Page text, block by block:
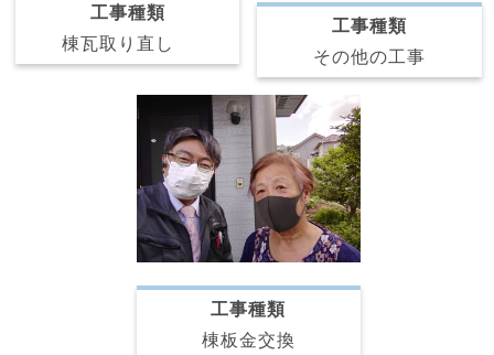
工事種類
棟瓦取り直し
工事種類
その他の工事
工事種類
棟板金交換